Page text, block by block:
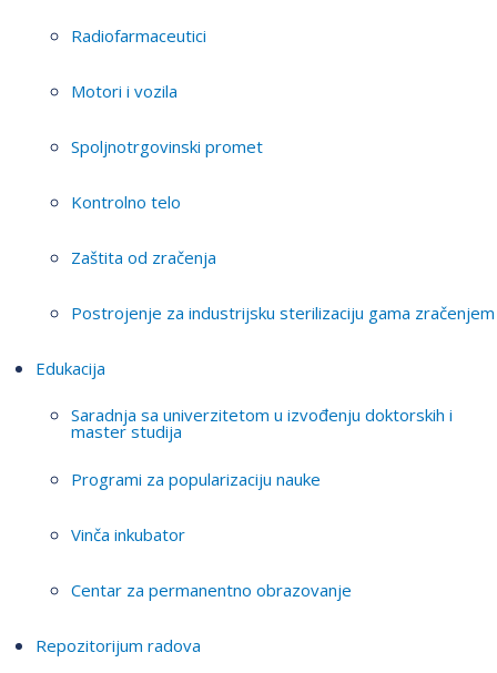
Radiofarmaceutici
Motori i vozila
Spoljnotrgovinski promet
Kontrolno telo
Zaštita od zračenja
Postrojenje za industrijsku sterilizaciju gama zračenjem
Edukacija
Saradnja sa univerzitetom u izvođenju doktorskih i
master studija
Programi za popularizaciju nauke
Vinča inkubator
Centar za permanentno obrazovanje
Repozitorijum radova